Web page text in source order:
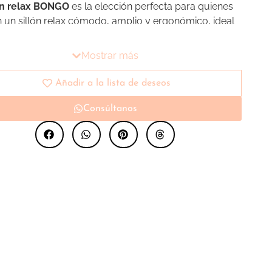
relax BONGO es la elección perfecta para quienes
un sillón relax cómodo, amplio y ergonómico, ideal
Su diseño está pensado para
opción tanto para salones modernos como para
de descanso.
Mostrar más
Añadir a la lista de deseos
Consúltanos